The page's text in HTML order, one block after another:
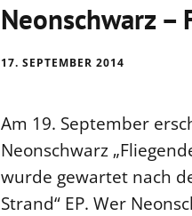
Neonschwarz –
17. SEPTEMBER 2014
Am 19. September
Neonschwarz
wurde gewartet nach
Strand“ EP. Wer